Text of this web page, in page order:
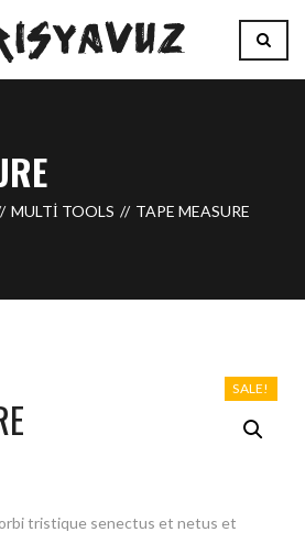
MULTI TOOLS TAPE MEASURE
SALE!
tristique senectus et netus et